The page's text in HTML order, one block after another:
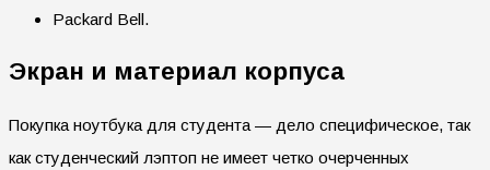
Packard Bell.
Экран и материал корпуса
Покупка ноутбука для студента — дело специфическое, так
как студенческий лэптоп не имеет четко очерченных